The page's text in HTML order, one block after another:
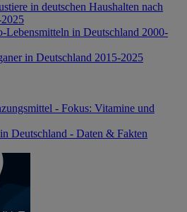
in deutschen Haushalten nach
Lebensmitteln in Deutschland 2000-
in Deutschland 2015-2025
- Fokus: Vitamine und
Deutschland - Daten & Fakten